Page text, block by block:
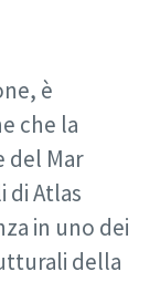
è
che la
del Mar
di Atlas
in uno dei
della